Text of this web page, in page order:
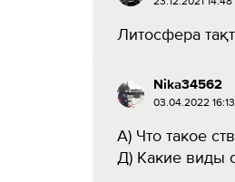
Литосфера
Nika34562
03.04.2022 16:13
А) Что такое
Д) Какие виды